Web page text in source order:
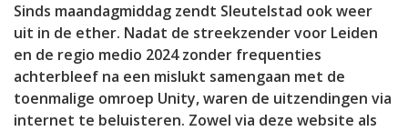
Sinds maandagmiddag zendt Sleutelstad ook weer
uit in de ether. Nadat de streekzender voor Leiden
en de regio medio 2024 zonder frequenties
achterbleef na een mislukt samengaan met de
toenmalige omroep Unity, waren de uitzendingen via
internet te beluisteren. Zowel via deze website als